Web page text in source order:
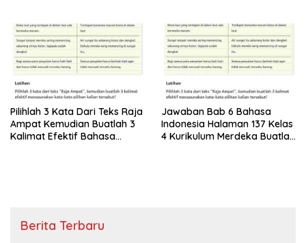
Pilihlah 3 Kata Dari Teks Raja
Ampat Kemudian Buatlah 3
Kalimat Efektif Bahasa
Jawaban Bab 6 Bahasa
Indonesia Halaman 137 Kelas
4 Kurikulum Merdeka Buatlah
Berita Terbaru